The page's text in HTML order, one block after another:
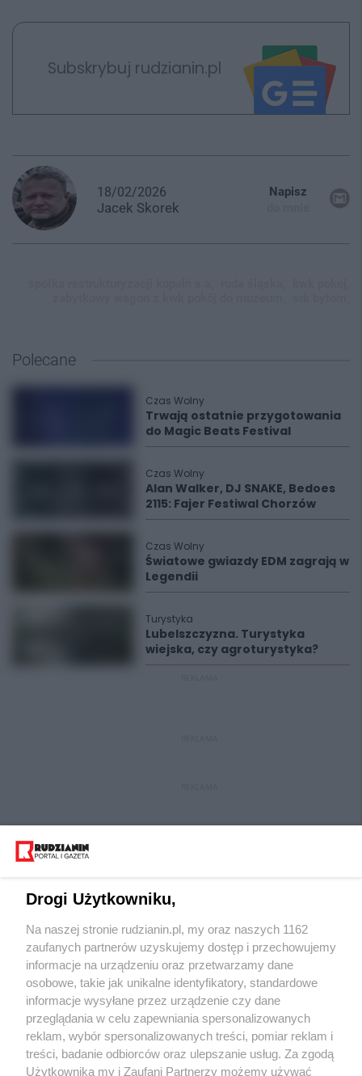
Subskrybuj rudzianin.pl
18/02/2026
Jacek Skorek
Napisz
Polecane
Czas Wolny
Trwają ostatnie przygotowania
do Magic Beats Festival
Czas Wolny
Alan Walker, DJ SNAKE, Bedoes
2115: Fajer Festiwal Chorzów
Czas Wolny
Światowe gwiazdy EDM zagrają w
Legendii
Turystyka
Lubelszczyzna. Turystyka
wiejska, czy agroturystyka?
Wydawca mediów lokalnych
Nie zapomnij
zapoznać się z:
polityką prywatności regulamin korzystania z portali
Drogi Użytkowniku,
Na naszej stronie rudzianin.pl, my oraz naszych 1162
zaufanych partnerów uzyskujemy dostęp i przechowujemy
informacje na urządzeniu oraz przetwarzamy dane
osobowe, takie jak unikalne identyfikatory, standardowe
informacje wysyłane przez urządzenie czy dane
przeglądania w celu zapewniania spersonalizowanych
reklam, wybór spersonalizowanych treści, pomiar reklam i
treści, badanie odbiorców oraz ulepszanie usług. Za zgodą
Użytkownika my i Zaufani Partnerzy możemy używać